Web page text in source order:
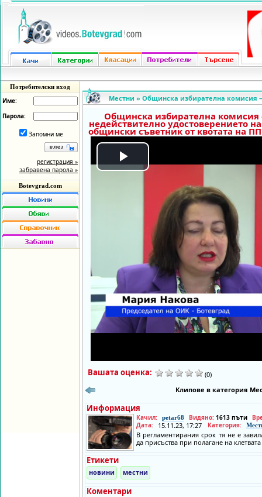
Потребителски вход
Име:
Парола:
Запомни ме
регистрация »
забравена парола »
Botevgrad.com
Местни » Общинска избирателна комисия
Общинска избирателна комисия
недействително удостоверението
общински съветник от квотата на
Play
Video
Вашата оценка:
(0)
Клипове в категория
Информация
Качил: petar68 Видяно: 1613 пъти
Дата:
15.11.23, 17:27 Категория:
В регламентирания срок тя не е
да присъства при полагане на
Етикети
новини местни
Коментари